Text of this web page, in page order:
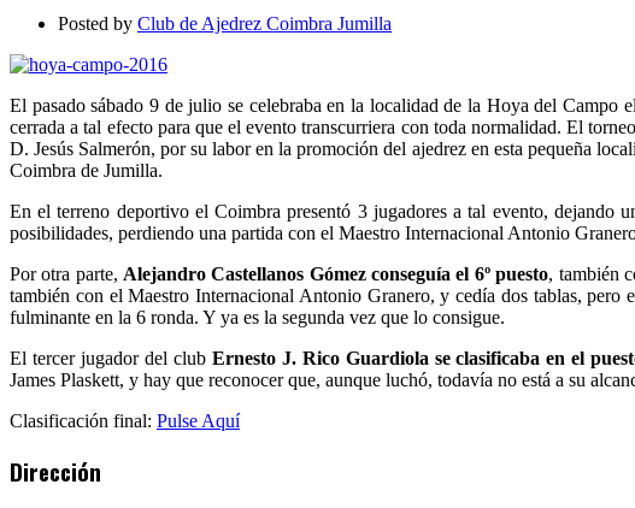
Feria
2016
del
Campo
Posted by Club de Ajedrez Coimbra Jumilla
El pasado sábado 9 de julio se celebraba en la localidad de la Hoya del
cerrada a tal efecto para que el evento transcurriera con toda normalidad. El
D. Jesús Salmerón, por su labor en la promoción del ajedrez en esta pequeña
Coimbra de Jumilla.
En el terreno deportivo el Coimbra presentó 3 jugadores a tal evento, dejando
posibilidades, perdiendo una partida con el Maestro Internacional Antonio
Por otra parte, Alejandro Castellanos Gómez conseguía el 6º puesto, también
también con el Maestro Internacional Antonio Granero, y cedía dos tablas,
fulminante en la 6 ronda. Y ya es la segunda vez que lo consigue.
El tercer jugador del club Ernesto J. Rico Guardiola se clasificaba en el
James Plaskett, y hay que reconocer que, aunque luchó, todavía no está a su
Clasificación final: Pulse Aquí
Dirección